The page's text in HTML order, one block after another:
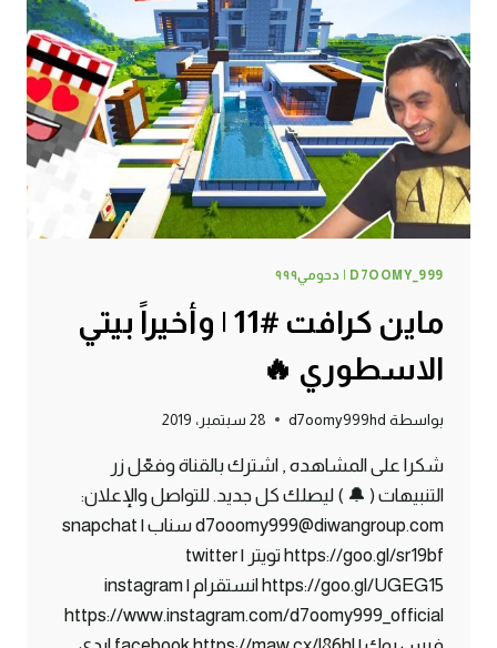
D7OOMY_999 | دحومي٩٩٩
ماين كرافت #11 | وأخيراً بيتي
الاسطوري 🔥
بواسطة d7oomy999hd 28 سبتمبر، 2019
شكرا على المشاهده , اشترك بالقناة وفعّل زر
التنبيهات ( 🔔 ) ليصلك كل جديد. للتواصل والإعلان:
d7ooomy999@diwangroup.com سناب | snapchat
https://goo.gl/sr19bf تويتر | twitter
https://goo.gl/UGEG15 انستقرام | instagram
https://www.instagram.com/d7oomy999_official